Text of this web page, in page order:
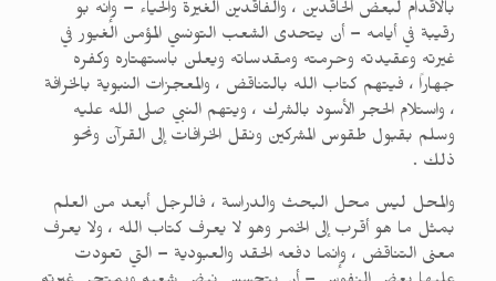
بالأقدام لبعض الحاقدين ، والفاقدين الغيرة والحياء – وإنه بو
رقيبة في أيامه – أن يتحدى الشعب التونسي المؤمن الغيور في
غيرته وعقيدته وحرمته ومقدساته ويعلن باستهتاره وكفره
جهاراً ، فيتهم كتاب الله بالتناقض ، والمعجزات النبوية بالخرافة
، واستلام الحجر الأسود بالشرك ، ويتهم النبي صلى الله عليه
وسلم بقبول طقوس المشركين ونقل الخرافات إلى القرآن ونحو
ذلك .
والمحل ليس محل البحث والدراسة ، فالرجل أبعد من العلم
بمثل ما هو أقرب إلى الخمر وهو لا يعرف كتاب الله ، ولا يعرف
معنى التناقض ، وإنما دفعه الحقد والعبودية – التي تعودت